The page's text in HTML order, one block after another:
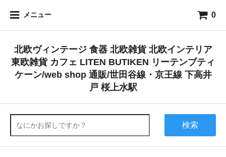
メニュー 0
北欧ヴィンテージ 食器 北欧雑貨 北欧インテリア
東欧雑貨 カフェ LITEN BUTIKEN リーテンブティ
ケーン/web shop 通販/世田谷線・京王線 下高井
戸 桜上水駅
検索